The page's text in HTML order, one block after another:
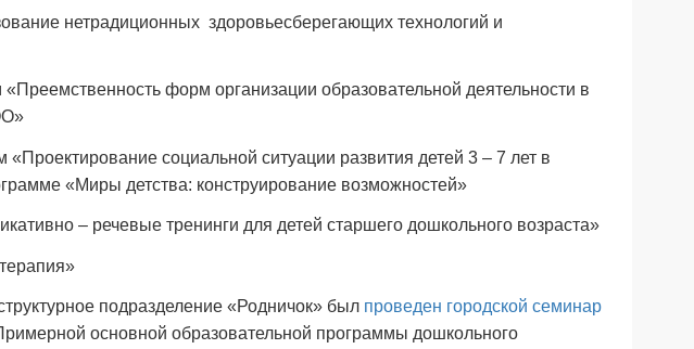
нетрадиционных здоровьесберегающих технологий и
форм организации образовательной деятельности в
социальной ситуации развития детей 3 – 7 лет в
«Миры детства: конструирование возможностей»
– речевые тренинги для детей старшего дошкольного возраста»
подразделение «Родничок» был проведен городской семинар
основной образовательной программы дошкольного